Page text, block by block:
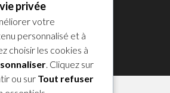
privée
votre
personnalisé et à
choisir les cookies à
. Cliquez sur
ou sur Tout refuser